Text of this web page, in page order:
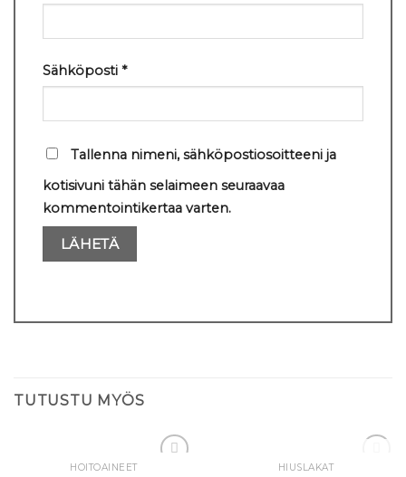
Sähköposti *
Tallenna nimeni, sähköpostiosoitteeni ja
kotisivuni tähän selaimeen seuraavaa
kommentointikertaa varten.
TUTUSTU MYÖS
HOITOAINEET VARASTO LOPPU
HIUSLAKAT